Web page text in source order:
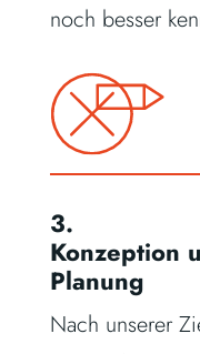
noch besser
3.
Konzeption
Planung
Nach unserer